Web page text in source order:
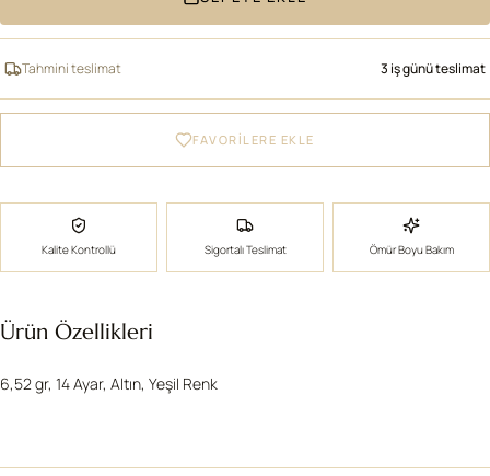
Tahmini teslimat 3 iş günü teslimat
FAVORİLERE EKLE
Kalite Kontrollü Sigortalı Teslimat Ömür Boyu Bakım
Ürün Özellikleri
6,52 gr, 14 Ayar, Altın, Yeşil Renk